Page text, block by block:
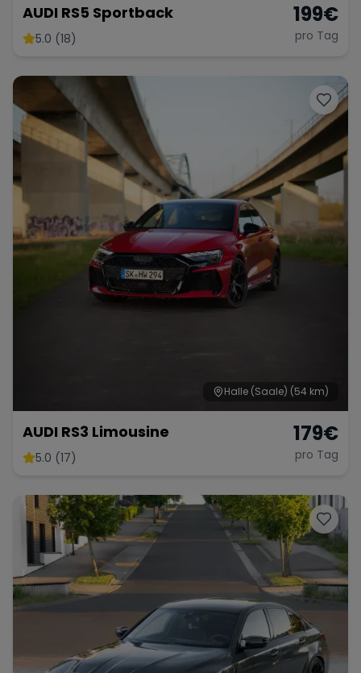
AUDI RS5 Sportback
5.0 (18)
199€
pro Tag
Halle (Saale) (54 km)
AUDI RS3 Limousine
5.0 (17)
179€
pro Tag